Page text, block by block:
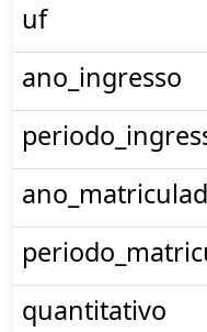
uf
ano_ingresso
quantitativo